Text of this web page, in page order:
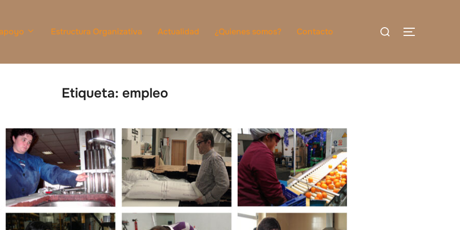
Estructura Organizativa Actualidad ¿Quienes somos? Contacto
Buscar:
Etiqueta: empleo